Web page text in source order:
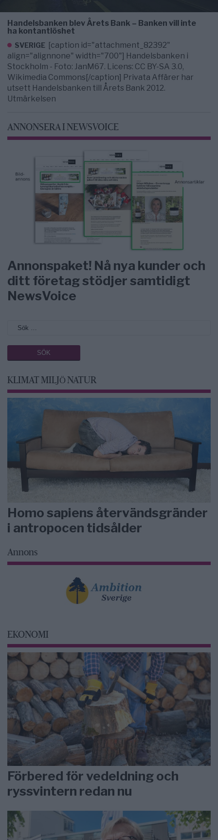
Handelsbanken blev Årets Bank – Banken vill inte
ha kontantlöshet
SVERIGE [caption id="attachment_82392"
align="alignnone" width="700"] Handelsbanken i
Stockholm - Foto: JanM67. Licens: CC BY-SA 3.0,
Wikimedia Commons[/caption] Privata Affärer har
utsett Handelsbanken till Årets Bank 2012.
Utmärkelsen
ANNONSERA I NEWSVOICE
Annonspaket! Nå nya kunder och
ditt företag stödjer samtidigt
NewsVoice
KLIMAT MILJÖ NATUR
Homo sapiens återvändsgränder
i antropocen tidsålder
Annons
EKONOMI
Förbered för vedeldning och
ryssvintern redan nu